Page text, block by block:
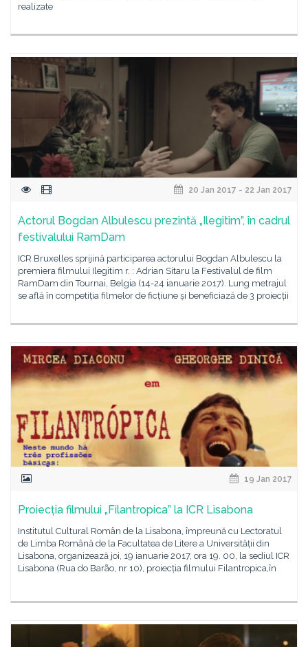
realizate
20 Jan 2017 - 22 Jan 2017
Actorul Bogdan Albulescu prezintă „Ilegitim”, în cadrul
festivalului RamDam
ICR Bruxelles sprijină participarea actorului Bogdan Albulescu la
premiera filmului Ilegitim r. : Adrian Sitaru la Festivalul de film
RamDam din Tournai, Belgia (14-24 ianuarie 2017). Lung metrajul
se află în competiția filmelor de ficțiune și beneficiază de 3 proiecții
19 Jan 2017
Proiecția filmului „Filantropica” la ICR Lisabona
Institutul Cultural Român de la Lisabona, împreună cu Lectoratul
de Limba Română de la Facultatea de Litere a Universității din
Lisabona, organizează joi, 19 ianuarie 2017, ora 19. 00, la sediul ICR
Lisabona (Rua do Barão, nr 10), proiecția filmului Filantropica,în